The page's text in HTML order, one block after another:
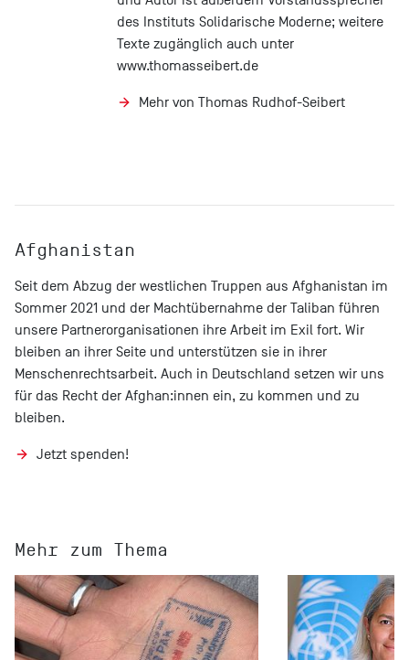
des Instituts Solidarische Moderne; weitere
Texte zugänglich auch unter
www.thomasseibert.de
Mehr von Thomas Rudhof-Seibert
Afghanistan
Seit dem Abzug der westlichen Truppen aus Afghanistan im
Sommer 2021 und der Machtübernahme der Taliban führen
unsere Partnerorganisationen ihre Arbeit im Exil fort. Wir
bleiben an ihrer Seite und unterstützen sie in ihrer
Menschenrechtsarbeit. Auch in Deutschland setzen wir uns
für das Recht der Afghan:innen ein, zu kommen und zu
bleiben.
Jetzt spenden!
Mehr zum Thema